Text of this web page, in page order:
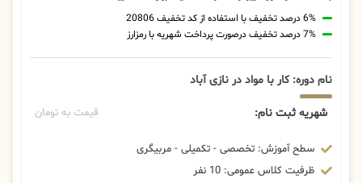
6% درصد تخفیف با استفاده از کد تخفیف 20806
7% درصد تخفیف درصورت پرداخت شهریه با رمزارز
نام دوره: کار با مواد در نازی آباد
شهریه ثبت نام: قیمت به تومان
سطح آموزش: تخصصی - تکمیلی - مربیگری
ظرفیت کلاس عمومی: 10 نفر